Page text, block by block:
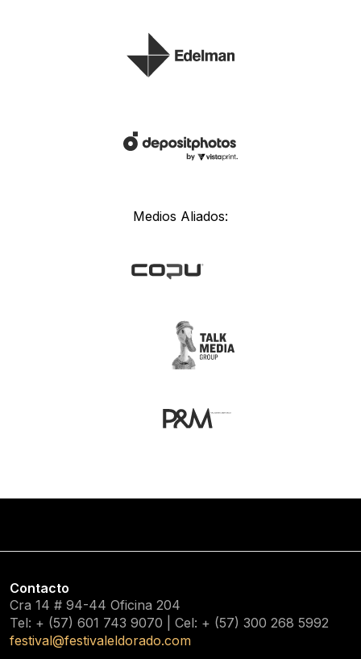
Medios Aliados:
Contacto
Cra 14 # 94-44 Oficina 204
Tel: + (57) 601 743 9070 | Cel: + (57) 300 268 5992
festival@festivaleldorado.com